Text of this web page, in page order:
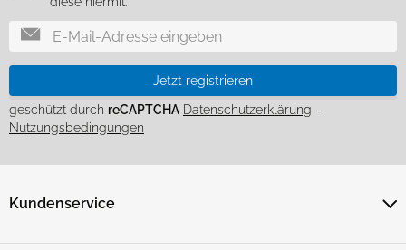
Jetzt registrieren
geschützt durch reCAPTCHA Datenschutzerklärung -
Nutzungsbedingungen
Kundenservice